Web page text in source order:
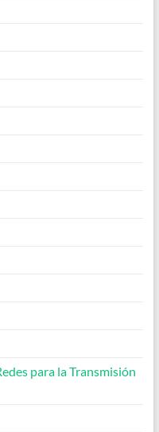
para la Transmisión